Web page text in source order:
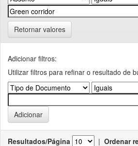
Retornar valores
Adicionar filtros:
Utilizar filtros para refinar o resultado de
Resultados/Página | Ordenar